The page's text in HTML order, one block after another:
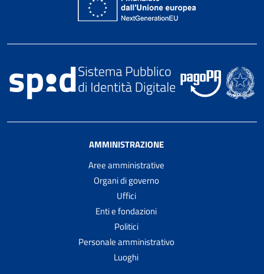
AMMINISTRAZIONE
Aree amministrative
Organi di governo
Uffici
Enti e fondazioni
Politici
Personale amministrativo
Luoghi